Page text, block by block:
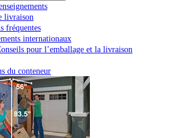
livraison
fréquentes
internationaux
pour l’emballage et la livraison
du conteneur